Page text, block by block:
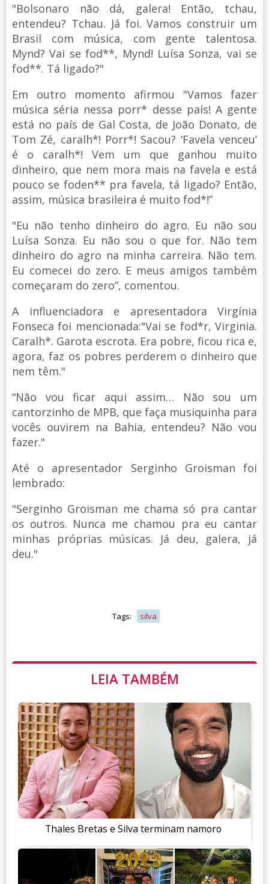
"Bolsonaro não dá, galera! Então, tchau,
entendeu? Tchau. Já foi. Vamos construir um
Brasil com música, com gente talentosa.
Mynd? Vai se fod**, Mynd! Luísa Sonza, vai se
fod**. Tá ligado?"
Em outro momento afirmou "Vamos fazer
música séria nessa porr* desse país! A gente
está no país de Gal Costa, de João Donato, de
Tom Zé, caralh*! Porr*! Sacou? ‘Favela venceu’
é o caralh*! Vem um que ganhou muito
dinheiro, que nem mora mais na favela e está
pouco se foden** pra favela, tá ligado? Então,
assim, música brasileira é muito fod*!”
"Eu não tenho dinheiro do agro. Eu não sou
Luísa Sonza. Eu não sou o que for. Não tem
dinheiro do agro na minha carreira. Não tem.
Eu comecei do zero. E meus amigos também
começaram do zero”, comentou.
A influenciadora e apresentadora Virgínia
Fonseca foi mencionada:"Vai se fod*r, Virginia.
Caralh*. Garota escrota. Era pobre, ficou rica e,
agora, faz os pobres perderem o dinheiro que
nem têm."
“Não vou ficar aqui assim… Não sou um
cantorzinho de MPB, que faça musiquinha para
vocês ouvirem na Bahia, entendeu? Não vou
fazer."
Até o apresentador Serginho Groisman foi
lembrado:
"Serginho Groisman me chama só pra cantar
os outros. Nunca me chamou pra eu cantar
minhas próprias músicas. Já deu, galera, já
deu."
Tags: silva
LEIA TAMBÉM
Thales Bretas e Silva terminam namoro